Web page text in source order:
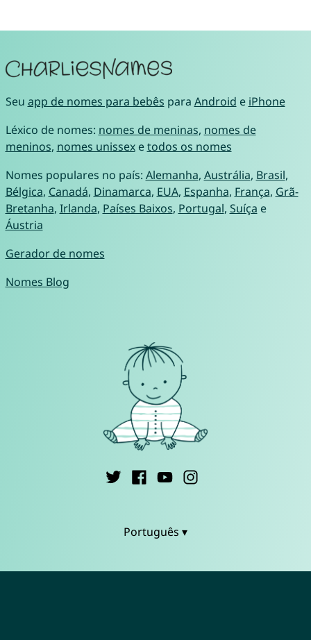
Seu app de nomes para bebês para Android e iPhone
Léxico de nomes: nomes de meninas, nomes de
meninos, nomes unissexetodos os nomes
Nomes populares no país: Alemanha, Austrália, Brasil,
Bélgica, Canadá, Dinamarca, EUA, Espanha, França, Grã-
Bretanha, Irlanda, Países Baixos, Portugal, Suíça e
Áustria
Gerador de nomes
Nomes Blog
Português ▾